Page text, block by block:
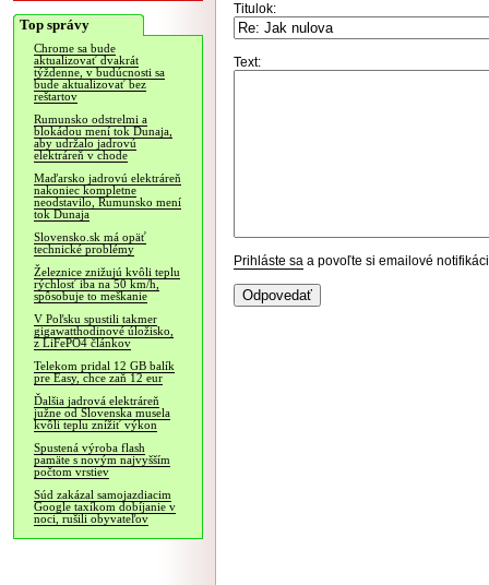
Top správy
Chrome sa bude
aktualizovať dvakrát
týždenne, v budúcnosti sa
bude aktualizovať bez
reštartov
Rumunsko odstrelmi a
blokádou mení tok Dunaja,
aby udržalo jadrovú
elektráreň v chode
Maďarsko jadrovú elektráreň
nakoniec kompletne
neodstavilo, Rumunsko mení
tok Dunaja
Slovensko.sk má opäť
technické problémy
Železnice znižujú kvôli teplu
rýchlosť iba na 50 km/h,
spôsobuje to meškanie
V Poľsku spustili takmer
gigawatthodinové úložisko,
z LiFePO4 článkov
Telekom pridal 12 GB balík
pre Easy, chce zaň 12 eur
Ďalšia jadrová elektráreň
južne od Slovenska musela
kvôli teplu znížiť výkon
Spustená výroba flash
pamäte s novým najvyšším
počtom vrstiev
Súd zakázal samojazdiacim
Google taxíkom dobíjanie v
noci, rušili obyvateľov
Titulok:
Text:
Prihláste sa a povoľte si emailové